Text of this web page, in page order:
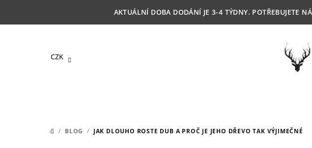
AKTUÁLNÍ DOBA DODÁNÍ JE 3-4 TÝDNY. POTŘEBUJETE
CZK
DOMŮ
/ BLOG / JAK DLOUHO ROSTE DUB A PROČ JE JEHO DŘEVO TAK VÝJIMEČNÉ